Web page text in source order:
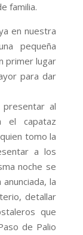
familia.
nuestra
pequeña
primer lugar
para dar
al
el capataz
tomo la
a los
noche se
la
detallar
que
de Palio